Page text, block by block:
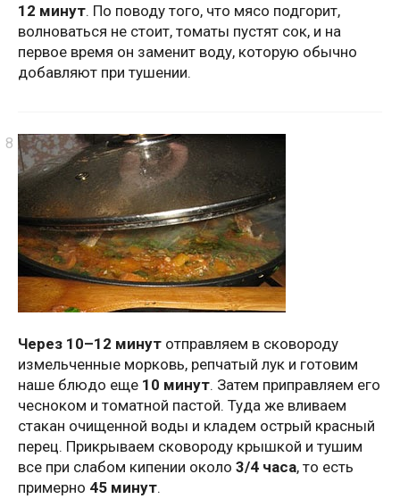
12 минут. По поводу того, что мясо подгорит,
волноваться не стоит, томаты пустят сок, и на
первое время он заменит воду, которую обычно
добавляют при тушении.
Через 10–12 минут отправляем в сковороду
измельченные морковь, репчатый лук и готовим
наше блюдо еще 10 минут. Затем приправляем его
чесноком и томатной пастой. Туда же вливаем
стакан очищенной воды и кладем острый красный
перец. Прикрываем сковороду крышкой и тушим
все при слабом кипении около 3/4 часа, то есть
примерно 45 минут.